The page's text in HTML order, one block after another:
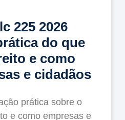
225 2026
do que
e como
e cidadãos
prática sobre o
e como empresas e